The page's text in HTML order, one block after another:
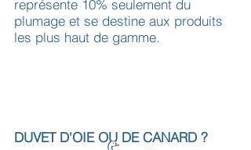
représente 10% seulement du
plumage et se destine aux produits
les plus haut de gamme.
DUVET D'OIE OU DE CANARD ?